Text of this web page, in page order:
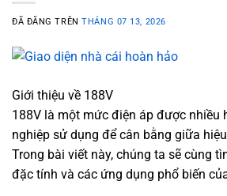
ĐÃ ĐĂNG TRÊNTHÁNG 07 13, 2026
Giới thiệu về 188V
188V là một mức điện áp được nhiều
nghiệp sử dụng để cân bằng giữa
Trong bài viết này, chúng ta sẽ cùng
đặc tính và các ứng dụng phổ biến